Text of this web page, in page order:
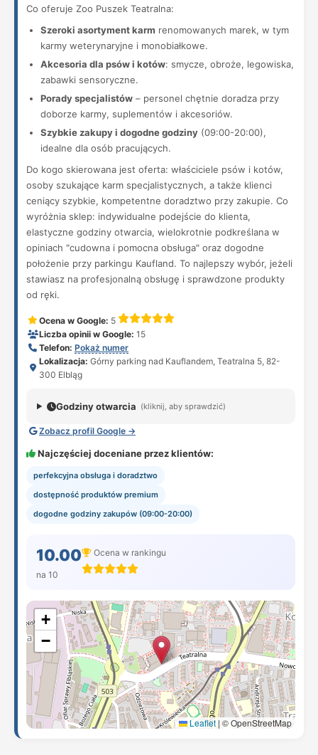
Co oferuje Zoo Puszek Teatralna:
Szeroki asortyment karm renomowanych marek, w tym
karmy weterynaryjne i monobiałkowe.
Akcesoria dla psów i kotów: smycze, obroże, legowiska,
zabawki sensoryczne.
Porady specjalistów – personel chętnie doradza przy
doborze karmy, suplementów i akcesoriów.
Szybkie zakupy i dogodne godziny (09:00-20:00),
idealne dla osób pracujących.
Do kogo skierowana jest oferta: właściciele psów i kotów,
osoby szukające karm specjalistycznych, a także klienci
ceniący szybkie, kompetentne doradztwo przy zakupie. Co
wyróżnia sklep: indywidualne podejście do klienta,
elastyczne godziny otwarcia, wielokrotnie podkreślana w
opiniach "cudowna i pomocna obsługa" oraz dogodne
położenie przy parkingu Kaufland. To najlepszy wybór, jeżeli
stawiasz na profesjonalną obsługę i sprawdzone produkty
od ręki.
Ocena w Google: 5
Liczba opinii w Google: 15
Telefon: Pokaż numer
Lokalizacja: Górny parking nad Kauflandem, Teatralna 5, 82-
300 Elbląg
Godziny otwarcia (kliknij, aby sprawdzić)
Zobacz profil Google →
Najczęściej doceniane przez klientów:
perfekcyjna obsługa i doradztwo
dostępność produktów premium
dogodne godziny zakupów (09:00-20:00)
10.00
na 10
Ocena w rankingu
+
−
Leaflet | © OpenStreetMap